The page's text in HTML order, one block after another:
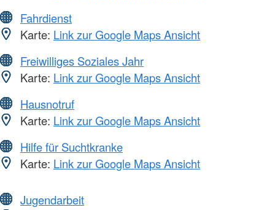
Fahrdienst
Karte: Link zur Google Maps Ansicht
Freiwilliges Soziales Jahr
Karte: Link zur Google Maps Ansicht
Hausnotruf
Karte: Link zur Google Maps Ansicht
Hilfe für Suchtkranke
Karte: Link zur Google Maps Ansicht
Jugendarbeit